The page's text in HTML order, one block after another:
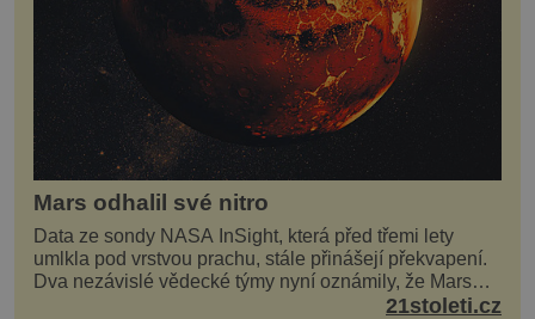
Mars odhalil své nitro
Data ze sondy NASA InSight, která před třemi lety
umlkla pod vrstvou prachu, stále přinášejí překvapení.
Dva nezávislé vědecké týmy nyní oznámily, že Mars
má nejen plášť plný trosek z dávných impaktů,...21stoleti.cz